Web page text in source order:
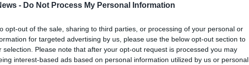
- Do Not Process My Personal Information
opt-out of the sale, sharing to third parties, or processing of your personal or
for targeted advertising by us, please use the below opt-out section to
selection. Please note that after your opt-out request is processed you may
interest-based ads based on personal information utilized by us or personal